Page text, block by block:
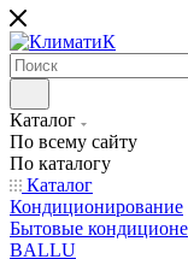
Каталог
По всему сайту
По каталогу
Каталог
Кондиционирование
Бытовые
BALLU